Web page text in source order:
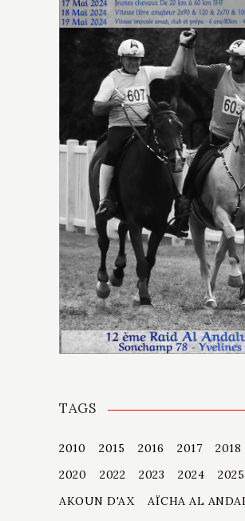
TAGS
2010 2015 2016 2017 2018
2020
2022 2023 2024 2025
AKOUN D'AX
AÏCHA AL